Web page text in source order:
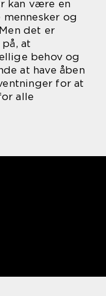
kan være en
og
det er
at
behov og
at have åben
for at
alle